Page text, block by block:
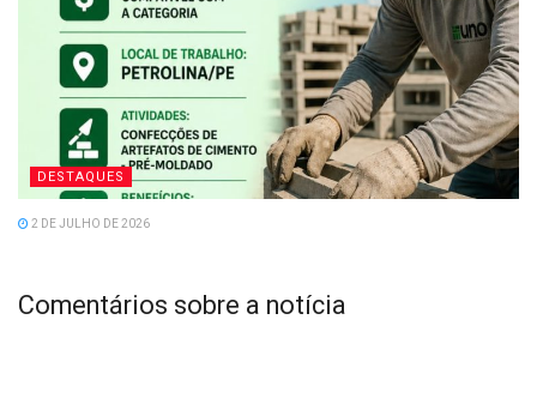
DESTAQUES
2 DE JULHO DE 2026
Comentários sobre a notícia